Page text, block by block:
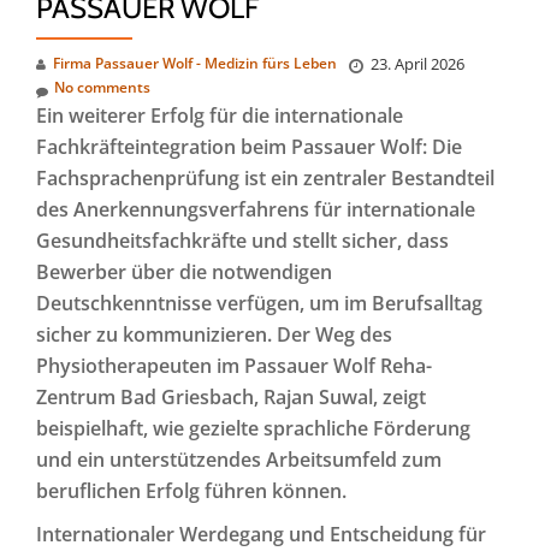
PASSAUER WOLF
Firma Passauer Wolf - Medizin fürs Leben 23. April 2026
No comments
Ein weiterer Erfolg für die internationale
Fachkräfteintegration beim Passauer Wolf: Die
Fachsprachenprüfung ist ein zentraler Bestandteil
des Anerkennungsverfahrens für internationale
Gesundheitsfachkräfte und stellt sicher, dass
Bewerber über die notwendigen
Deutschkenntnisse verfügen, um im Berufsalltag
sicher zu kommunizieren. Der Weg des
Physiotherapeuten im Passauer Wolf Reha-
Zentrum Bad Griesbach, Rajan Suwal, zeigt
beispielhaft, wie gezielte sprachliche Förderung
und ein unterstützendes Arbeitsumfeld zum
beruflichen Erfolg führen können.
Internationaler Werdegang und Entscheidung für